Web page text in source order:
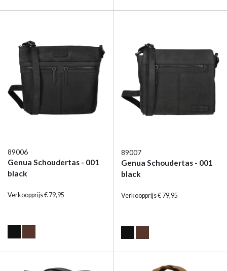
89006
Genua Schoudertas - 001
black
Verkoopprijs € 79,95
89007
Genua Schoudertas - 001
black
Verkoopprijs € 79,95